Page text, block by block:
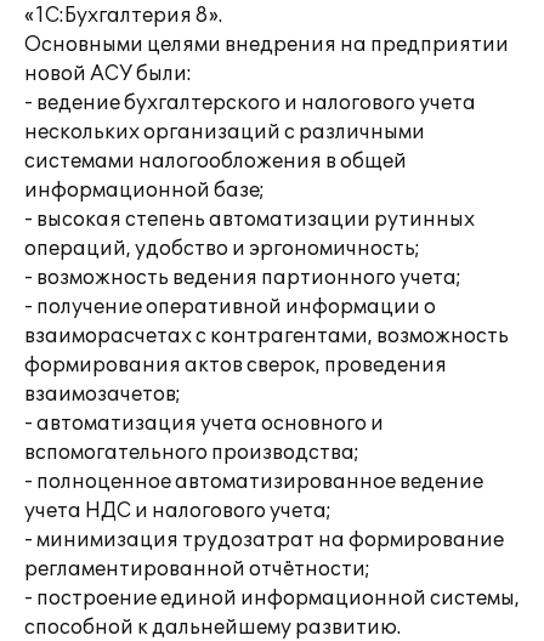
«1С:Бухгалтерия 8».
Основными целями внедрения на предприятии
новой АСУ были:
- ведение бухгалтерского и налогового учета
нескольких организаций с различными
системами налогообложения в общей
информационной базе;
- высокая степень автоматизации рутинных
операций, удобство и эргономичность;
- возможность ведения партионного учета;
- получение оперативной информации о
взаиморасчетах с контрагентами, возможность
формирования актов сверок, проведения
взаимозачетов;
- автоматизация учета основного и
вспомогательного производства;
- полноценное автоматизированное ведение
учета НДС и налогового учета;
- минимизация трудозатрат на формирование
регламентированной отчётности;
- построение единой информационной системы,
способной к дальнейшему развитию.